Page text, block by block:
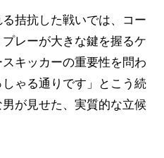
拮抗した戦いでは、コー
レーが大きな鍵を握るケ
キッカーの重要性を問わ
ゃる通りです」とこう続
が見せた、実質的な立候